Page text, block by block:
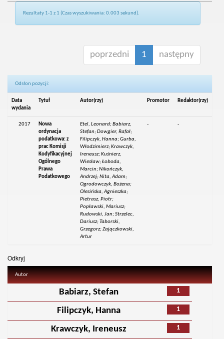
Rezultaty 1-1 z 1 (Czas wyszukiwania: 0.003 sekund).
poprzedni 1 następny
Odsłon pozycji:
Data
wydania
Tytuł Autor(rzy) Promotor Redaktor(rzy)
2017
Nowa
ordynacja
podatkowa: z
prac Komisji
Kodyfikacyjnej
Ogólnego
Prawa
Podatkowego
Etel, Leonard; Babiarz,
Stefan; Dowgier, Rafał;
Filipczyk, Hanna; Gurba,
Włodzimierz; Krawczyk,
Ireneusz; Kuśnierz,
Wiesław; Łoboda,
Marcin; Nikończyk,
Andrzej; Nita, Adam;
Ogrodowczyk, Bożena;
Olesińska, Agnieszka;
Pietrasz, Piotr;
Popławski, Mariusz;
Rudowski, Jan; Strzelec,
Dariusz; Taborski,
Grzegorz; Zajączkowski,
Artur
- -
Odkryj
Autor
1
Babiarz, Stefan
1
Filipczyk, Hanna
1
Krawczyk, Ireneusz